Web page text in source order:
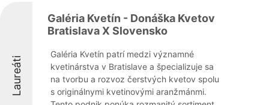
Laureáti
Galéria Kvetín - Donáška Kvetov
Bratislava X Slovensko
Galéria Kvetín patrí medzi významné
kvetinárstva v Bratislave a špecializuje sa
na tvorbu a rozvoz čerstvých kvetov spolu
s originálnymi kvetinovými aranžmánmi.